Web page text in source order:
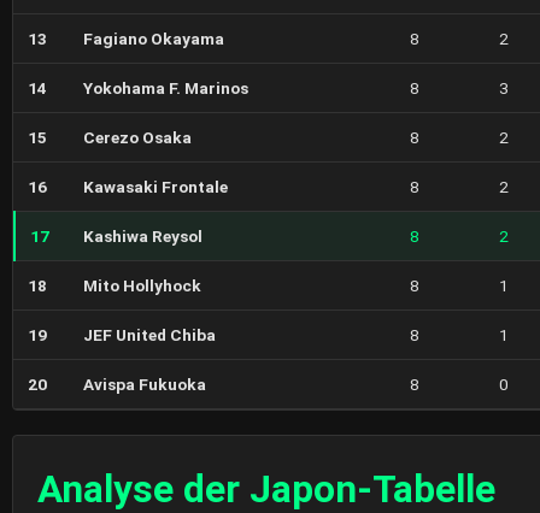
13 Fagiano Okayama 8 2
14 Yokohama F. Marinos 8 3
15 Cerezo Osaka 8 2
16 Kawasaki Frontale 8 2
17 Kashiwa Reysol 8 2
18 Mito Hollyhock 8 1
19 JEF United Chiba 8 1
20 Avispa Fukuoka 8 0
Analyse der Japon-Tabelle